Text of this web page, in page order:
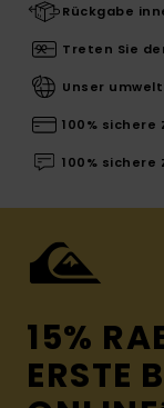
Rückgabe
Treten Sie
Unser
100% sichere
100% sichere
15%
ERSTE